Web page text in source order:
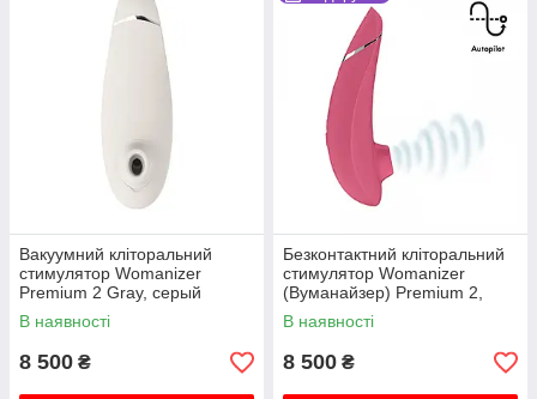
Вакуумний кліторальний
стимулятор Womanizer
Premium 2 Gray, серый
В наявності
8 500 ₴
Безконтактний кліторальний
стимулятор Womanizer
(Вуманайзер) Premium 2,
Gray
В наявності
8 500 ₴